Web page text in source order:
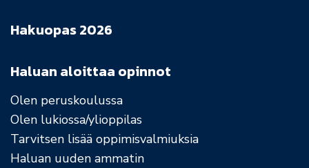
Haluan aloittaa opinnot
Olen peruskoulussa
Olen lukiossa/ylioppilas
Tarvitsen lisää oppimisvalmiuksia
Haluan uuden ammatin
Hakuopas 2026